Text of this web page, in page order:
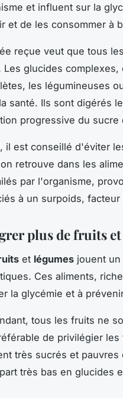
et influent sur la
et de les consommer à
reçue veut que tous
Les glucides
les légumineuses
santé. Ils sont digérés
progressive du
il est conseillé d'éviter
retrouve dans les
par l'organisme,
à un surpoids,
plus de fruits
et légumes jouent
Ces aliments,
la glycémie et à
tous les fruits ne
de privilégier
très sucrés et
très bas en glucides